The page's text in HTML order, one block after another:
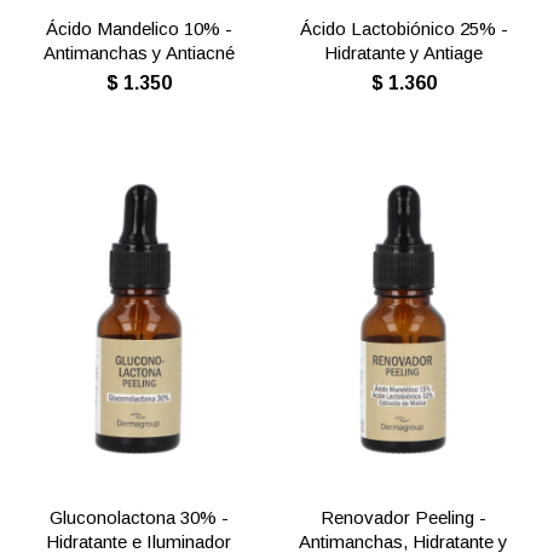
Ácido Mandelico 10% -
Antimanchas y Antiacné
$ 1.350
Ácido Lactobiónico 25% -
Hidratante y Antiage
$ 1.360
Gluconolactona 30% -
Hidratante e Iluminador
Renovador Peeling -
Antimanchas, Hidratante y